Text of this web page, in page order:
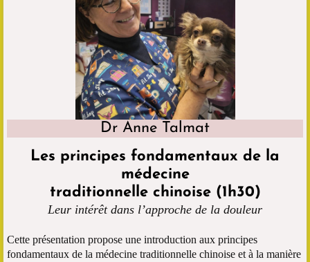
Dr Anne Talmat
Les principes fondamentaux de la
médecine
traditionnelle chinoise (1h30)
Leur intérêt dans l’approche de la douleur
Cette présentation propose une introduction aux principes
fondamentaux de la médecine traditionnelle chinoise et à la manière